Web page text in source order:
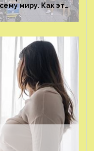
миру. Как это